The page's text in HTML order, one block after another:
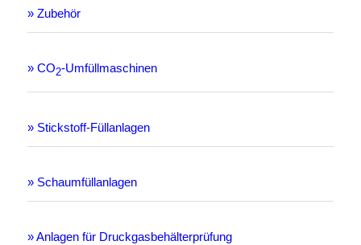
» Zubehör
» CO2-Umfüllmaschinen
» Stickstoff-Füllanlagen
» Schaumfüllanlagen
» Anlagen für Druckgasbehälterprüfung